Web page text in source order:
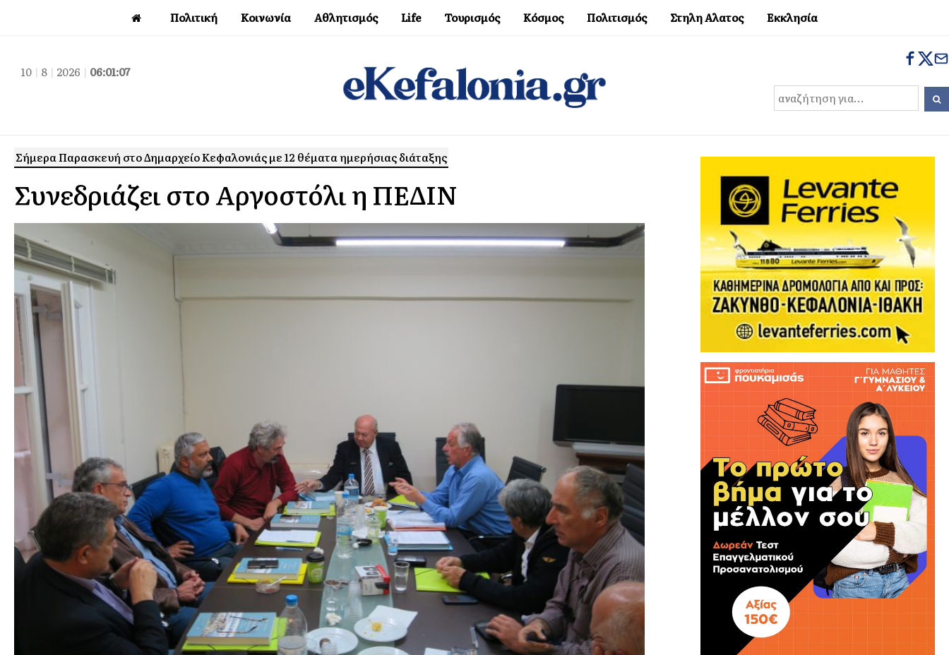
Πολιτική Κοινωνία Αθλητισμός Life Τουρισμός Κόσμος Πολιτισμός Στηλη Αλατος Εκκλησία
10 | 8 | 2026 | 06:01:08
Σήμερα Παρασκευή στο Δημαρχείο Κεφαλονιάς με 12 θέματα ημερήσιας διάταξης
Συνεδριάζει στο Αργοστόλι η ΠΕΔΙΝ